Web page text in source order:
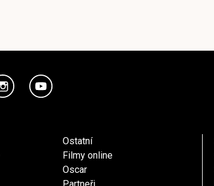
Ostatní
Filmy online
Oscar